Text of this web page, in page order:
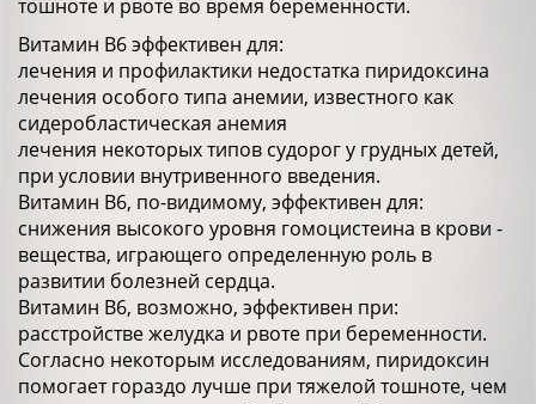
тошноте и рвоте во время беременности.
Витамин В6 эффективен для:
лечения и профилактики недостатка пиридоксина
лечения особого типа анемии, известного как
сидеробластическая анемия
лечения некоторых типов судорог у грудных детей,
при условии внутривенного введения.
Витамин В6, по-видимому, эффективен для:
снижения высокого уровня гомоцистеина в крови -
вещества, играющего определенную роль в
развитии болезней сердца.
Витамин В6, возможно, эффективен при:
расстройстве желудка и рвоте при беременности.
Согласно некоторым исследованиям, пиридоксин
помогает гораздо лучше при тяжелой тошноте, чем